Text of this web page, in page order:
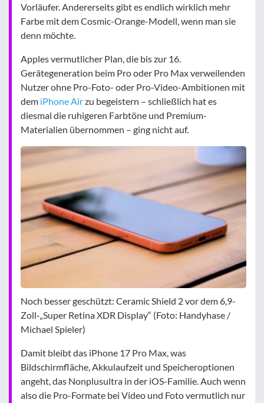
Vorläufer. Andererseits gibt es endlich wirklich mehr
Farbe mit dem Cosmic-Orange-Modell, wenn man sie
denn möchte.
Apples vermutlicher Plan, die bis zur 16.
Gerätegeneration beim Pro oder Pro Max verweilenden
Nutzer ohne Pro-Foto- oder Pro-Video-Ambitionen mit
dem iPhone Airzu begeistern – schließlich hat es
diesmal die ruhigeren Farbtöne und Premium-
Materialien übernommen – ging nicht auf.
Noch besser geschützt: Ceramic Shield 2 vor dem 6,9-
Zoll‑„Super Retina XDR Display“ (Foto: Handyhase /
Michael Spieler)
Damit bleibt das iPhone 17 Pro Max, was
Bildschirmfläche, Akkulaufzeit und Speicheroptionen
angeht, das Nonplusultra in der iOS-Familie. Auch wenn
also die Pro-Formate bei Video und Foto vermutlich nur